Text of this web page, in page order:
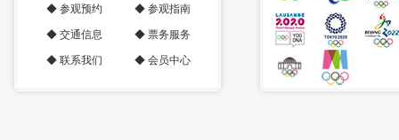
◆ 参观预约 ◆ 参观指南
◆ 交通信息 ◆ 票务服务
◆ 联系我们 ◆ 会员中心